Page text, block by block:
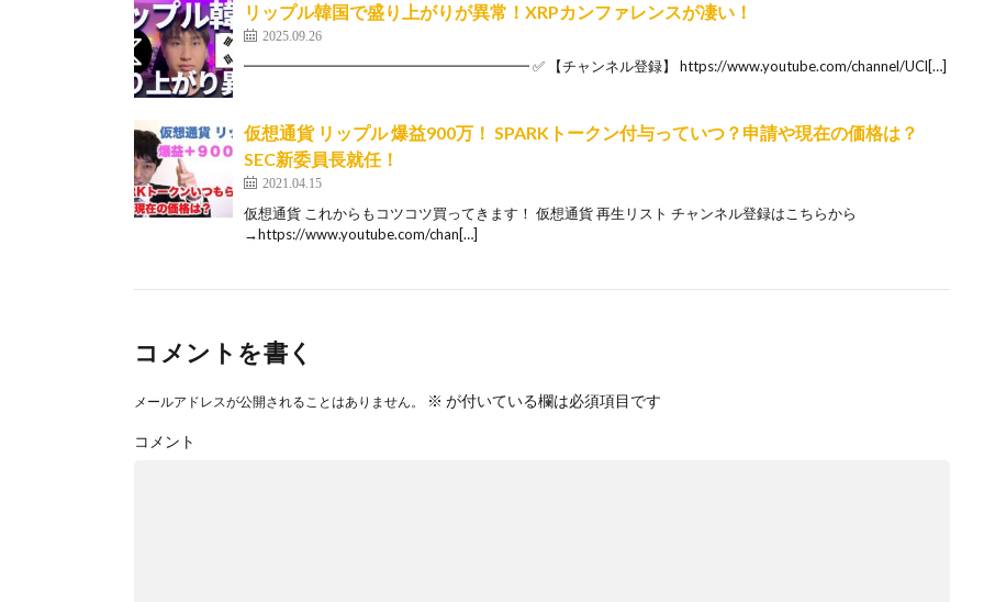
リップル韓国で盛り上がりが異常！XRPカンファレンスが凄い！
2025.09.26
━━━━━━━━━━━━━━━━━━━━ ✅ 【チャンネル登録】 https://www.youtube.com/channel/UCl[…]
仮想通貨 リップル 爆益900万！ SPARKトークン付与っていつ？申請や現在の価格は？
SEC新委員長就任！
2021.04.15
仮想通貨 これからもコツコツ買ってきます！ 仮想通貨 再生リスト チャンネル登録はこちらから
→https://www.youtube.com/chan[…]
コメントを書く
メールアドレスが公開されることはありません。 ※ が付いている欄は必須項目です
コメント